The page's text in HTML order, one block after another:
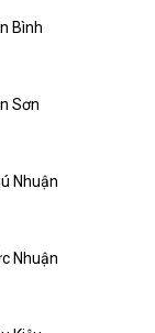
Bình
Sơn
Nhuận
Nhuận